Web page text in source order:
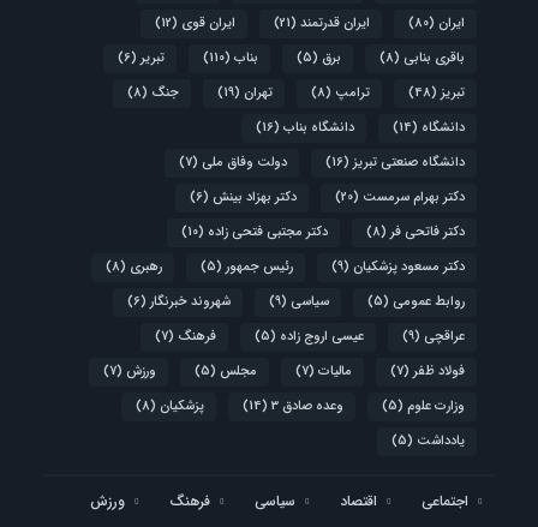
ایران (80) ایران قدرتمند (21) ایران قوی (12)
باقری بنابی (8) برق (5) بناب (110) تبریر (6)
تبریز (48) ترامپ (8) تهران (19) جنگ (8)
دانشگاه (14) دانشگاه بناب (16)
دانشگاه صنعتی تبریز (16) دولت وفاق ملی (7)
دکتر بهرام سرمست (20) دکتر بهزاد بینش (6)
دکتر فاتحی فر (8) دکتر مجتبی فتحی زاده (10)
دکتر مسعود پزشکیان (9) رئیس جمهور (5) رهبری (8)
روابط عمومی (5) سیاسی (9) شهروند خبرنگار (6)
عراقچی (9) عیسی اروج زاده (5) فرهنگ (7)
فولاد ظفر (7) مالیات (7) مجلس (5) ورزش (7)
وزارت علوم (5) وعده صادق 3 (14) پزشکیان (8)
یادداشت (5)
اجتماعی اقتصاد سیاسی فرهنگ ورزش